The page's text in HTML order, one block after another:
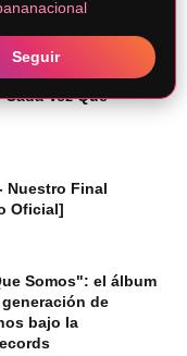
| Hip Hop Peruano
Vez Que
Nuestro Final
Oficial]
Somos": el álbum
de
bajo la
Seguir